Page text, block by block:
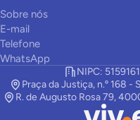
Sobre nós
E-mail
Telefone
WhatsApp
NIPC:
Praça da Justiça, n.º 168
R. de Augusto Rosa 79,